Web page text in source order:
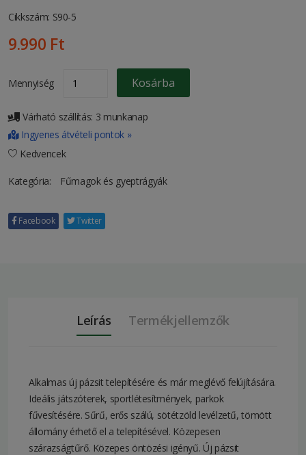
Cikkszám: S90-5
9.990 Ft
Mennyiség Kosárba
Várható szállítás: 3 munkanap
Ingyenes átvételi pontok »
Kedvencek
Kategória: Fűmagok és gyeptrágyák
Facebook Twitter
Leírás Termékjellemzők
Alkalmas új pázsit telepítésére és már meglévő felújítására.
Ideális játszóterek, sportlétesítmények, parkok
fűvesítésére. Sűrű, erős szálú, sötétzöld levélzetű, tömött
állomány érhető el a telepítésével. Közepesen
szárazságtűrő. Közepes öntözési igényű. Új pázsit